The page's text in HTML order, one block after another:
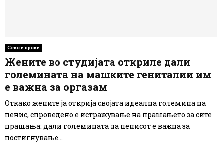
Секс и врски
Жените во студијата откриле дали
големината на машките гениталии им
е важна за оргазам
Откако жените ја открија својата идеална големина на
пенис, спроведено е истражување на прашањето за сите
прашања: дали големината на пенисот е важна за
постигнување...